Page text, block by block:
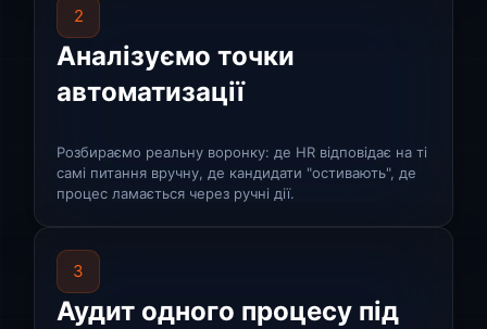
2
Аналізуємо точки
автоматизації
Розбираємо реальну воронку: де HR відповідає на ті
самі питання вручну, де кандидати "остивають", де
процес ламається через ручні дії.
3
Аудит одного процесу під